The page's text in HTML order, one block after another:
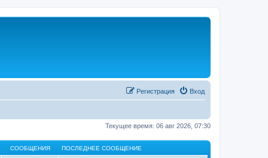
Вход
Регистрация
Текущее время: 06 авг 2026, 07:30
СООБЩЕНИЯ ПОСЛЕДНЕЕ СООБЩЕНИЕ